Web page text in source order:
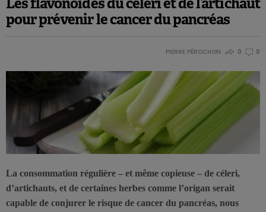
pour prévenir le cancer du pancréas
PIERRE PÉROCHON 0 0
La consommation régulière – et même copieuse – de céleri,
d’artichauts, et de certaines herbes comme l’origan serait
capable de conjurer le risque de cancer du pancréas, nous